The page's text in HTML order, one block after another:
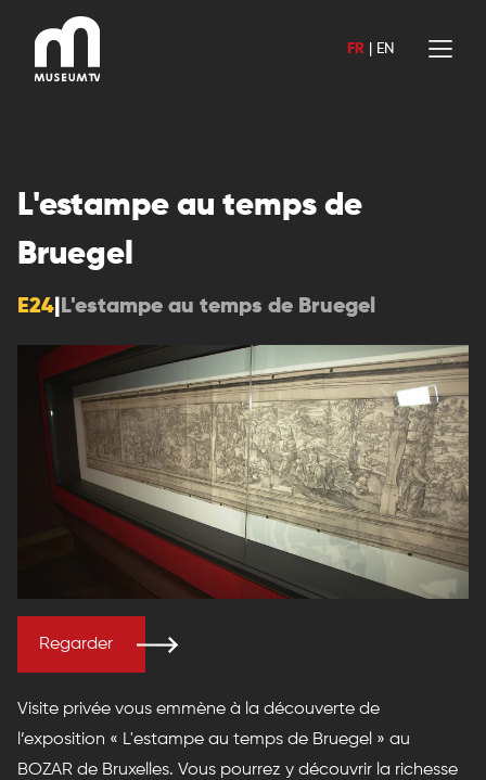
contenu
FR EN
L'estampe au temps de
Bruegel
E24 L'estampe au temps de Bruegel
Regarder
Visite privée vous emmène à la découverte de
l’exposition « L'estampe au temps de Bruegel » au
BOZAR de Bruxelles. Vous pourrez y découvrir la richesse